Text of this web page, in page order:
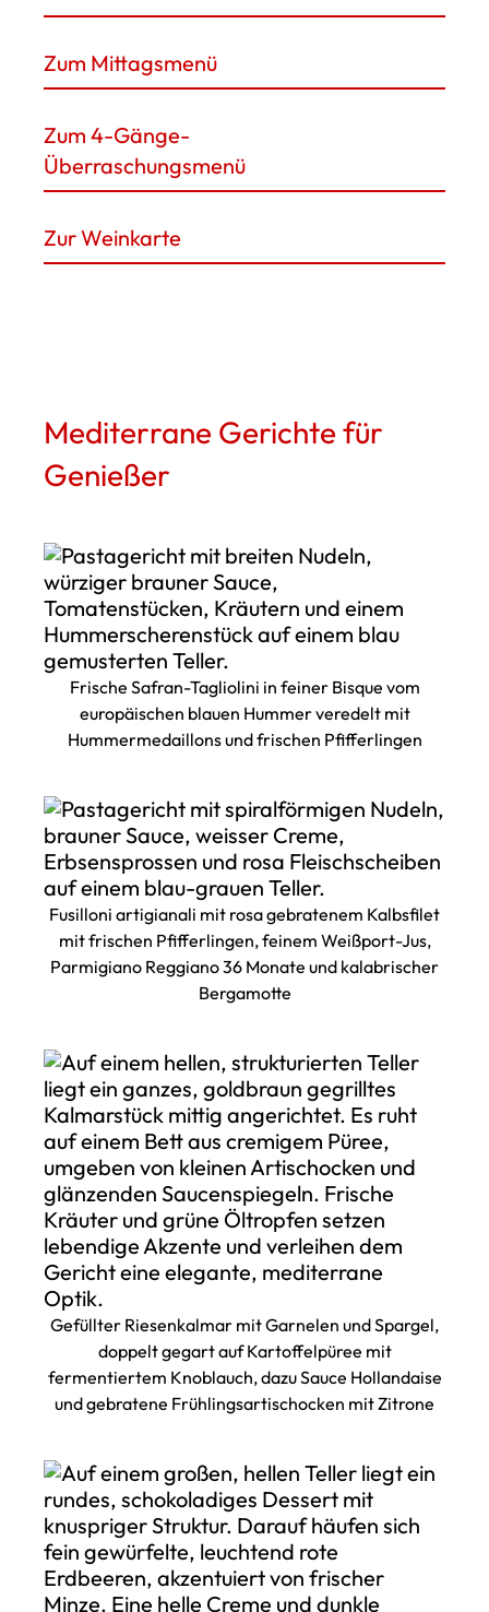
Zum Mittagsmenü
Zum 4-Gänge-
Überraschungsmenü
Zur Weinkarte
Mediterrane Gerichte für
Genießer
Frische Safran-Tagliolini in feiner Bisque vom
europäischen blauen Hummer veredelt mit
Hummermedaillons und frischen Pfifferlingen
Fusilloni artigianali mit rosa gebratenem Kalbsfilet
mit frischen Pfifferlingen, feinem Weißport-Jus,
Parmigiano Reggiano 36 Monate und kalabrischer
Bergamotte
Gefüllter Riesenkalmar mit Garnelen und Spargel,
doppelt gegart auf Kartoffelpüree mit
fermentiertem Knoblauch, dazu Sauce Hollandaise
und gebratene Frühlingsartischocken mit Zitrone